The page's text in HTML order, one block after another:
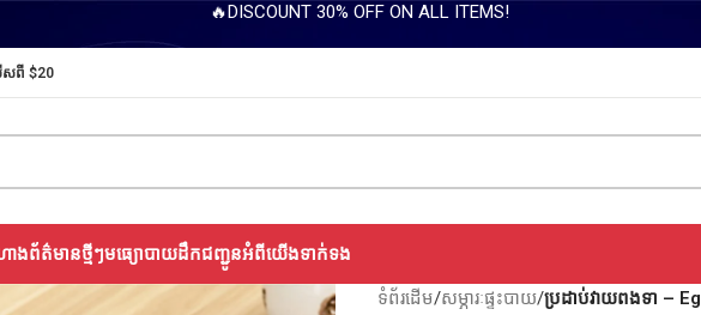
🔥DISCOUNT 30% OFF ON ALL ITEMS!
សពី $20
ាងព័ត៌មានថ្មីៗមធ្យោបាយដឹកជញ្ជូនអំពីយើងទាក់ទង
ទំព័រដើម/សម្ភារៈផ្ទះបាយ/ប្រដាប់វាយពងទា –